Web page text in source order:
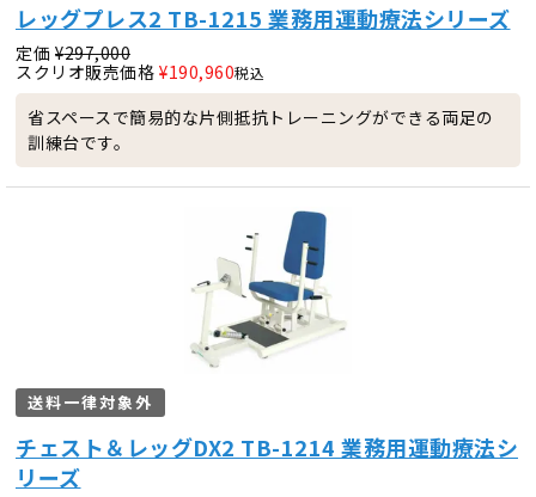
レッグプレス2 TB-1215 業務用運動療法シリーズ
定価 ¥297,000
スクリオ販売価格 ¥190,960税込
省スペースで簡易的な片側抵抗トレーニングができる両足の
訓練台です。
送料一律対象外
チェスト＆レッグDX2 TB-1214 業務用運動療法シ
リーズ